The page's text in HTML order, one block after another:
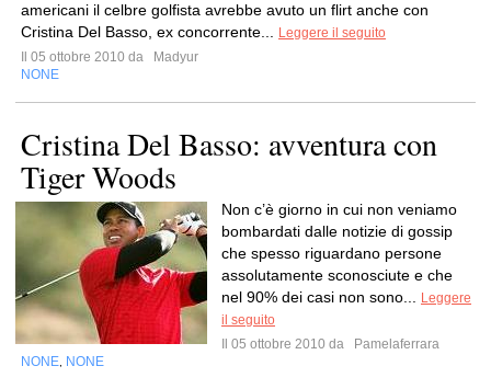
americani il celbre golfista avrebbe avuto un flirt anche con
Cristina Del Basso, ex concorrente...
Leggere il seguito
Il 05 ottobre 2010 da
Madyur
NONE
Cristina Del Basso: avventura con
Tiger Woods
Non c’è giorno in cui non veniamo
bombardati dalle notizie di gossip
che spesso riguardano persone
assolutamente sconosciute e che
nel 90% dei casi non sono...
Leggere
il seguito
Il 05 ottobre 2010 da
Pamelaferrara
NONE NONE